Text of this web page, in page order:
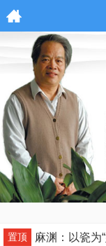
置顶 麻渊：以瓷为